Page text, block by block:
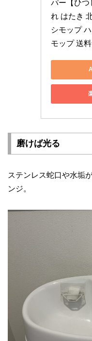
パー【ひつ
れ はたき
シモップ
モップ 送
磨けば光る
ステンレス蛇口や水垢
ンジ。